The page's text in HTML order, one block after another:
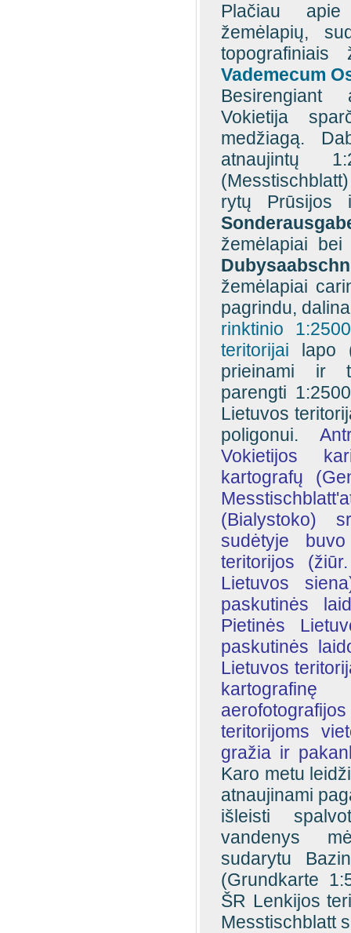
Plačiau
žemėlapių,
topografiniais
Vademecum
Besirengiant
Vokietija
medžiagą.
atnaujintų
rytų Prūsijos
žemėlapiai
žemėlapiai
pagrindu,
rinktinio
teritorijai lapo
prieinami ir
parengti
Lietuvos
poligonui.
Vokietijos
kartografų
(Bialystoko)
sudėtyje
teritorijos
Lietuvos
paskutinės
Pietinės
paskutinės
Lietuvos
teritorijoms
gražia ir
Karo metu
atnaujinami
išleisti
vandenys
sudarytu
(Grundkarte
ŠR Lenkijos
Messtischblatt